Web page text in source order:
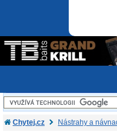
Chytej.cz Nástrahy a